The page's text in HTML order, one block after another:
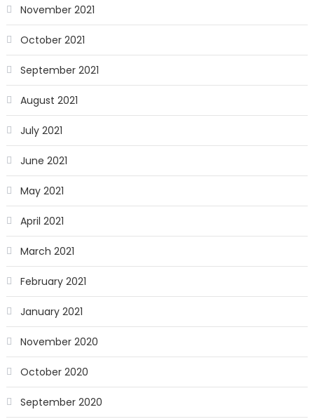
November 2021
October 2021
September 2021
August 2021
July 2021
June 2021
May 2021
April 2021
March 2021
February 2021
January 2021
November 2020
October 2020
September 2020